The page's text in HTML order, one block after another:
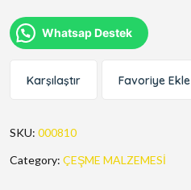
Whatsap Destek
Karşılaştır Favoriye Ekle
SKU: 000810
Category: ÇEŞME MALZEMESİ